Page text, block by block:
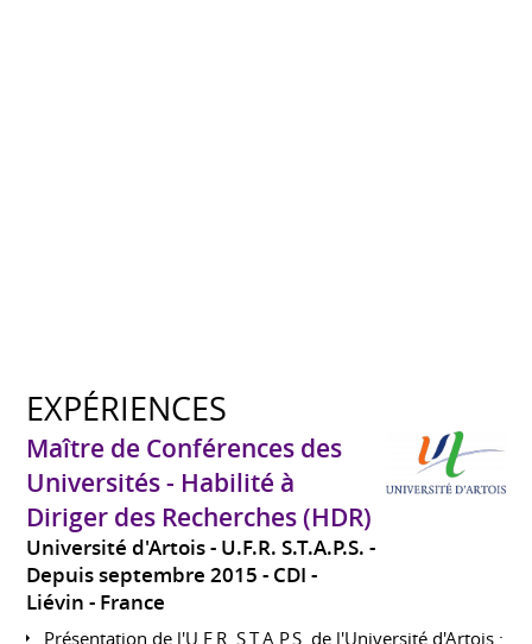
EXPÉRIENCES
Maître de Conférences des
Universités - Habilité à
Diriger des Recherches (HDR)
Université d'Artois - U.F.R. S.T.A.P.S.
Depuis septembre 2015 CDI
Liévin
France
Présentation de l'U.F.R. S.T.A.P.S. de l'Université d'Artois :